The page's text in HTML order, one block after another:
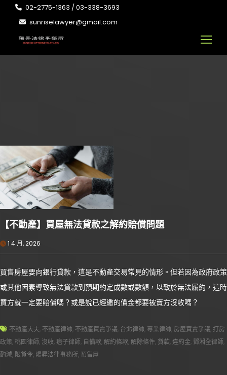
02-2775-1363 / 03-338-3693
sunriselawyer@gmail.com
【不動產】買屋無法貸款之解約賠償問題
1 4 月, 2026
買售房屋要向銀行貸款，這是不動產交易常見的情形。但若因為政府政策
或其他因素導致無法貸款到預期約定成數或數額，以致於無法履約，這時
買方就一定要賠償嗎？或是說已經繳的價金都要被賣方沒收嗎？
不動產大夫, 不動產律師, 不動產買賣爭議, 台北律師, 專業律師, 房屋買賣爭議,打房
政策,桃園律師, 沒收, 痞子律師, 自備款, 解約條款, 解除條件, 貸款,違約金, 鄧湘全律師,
酌減, 限貸令, 陽昇法律事務所,預售屋